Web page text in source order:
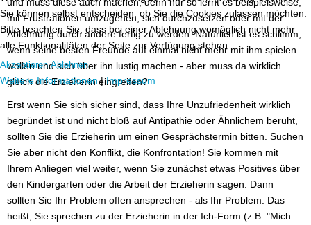
mit Frustrationen umzugehen, sich durchzusetzen oder mit der
Ablehnung durch andere fertig zu werden. Natürlich ist es schlimm,
wenn seine besten Freunde auf einmal nicht mehr mit ihm spielen
wollen und sich über ihn lustig machen - aber muss da wirklich
gleich die Erzieherin eingreifen?
Erst wenn Sie sich sicher sind, dass Ihre Unzufriedenheit wirklich
begründet ist und nicht bloß auf Antipathie oder Ähnlichem beruht,
sollten Sie die Erzieherin um einen Gesprächstermin bitten. Suchen
Sie aber nicht den Konflikt, die Konfrontation! Sie kommen mit
Ihrem Anliegen viel weiter, wenn Sie zunächst etwas Positives über
den Kindergarten oder die Arbeit der Erzieherin sagen. Dann
sollten Sie Ihr Problem offen ansprechen - als Ihr Problem. Das
heißt, Sie sprechen zu der Erzieherin in der Ich-Form (z.B. "Mich
Sie können selbst entscheiden, ob Sie die Cookies zulassen möchten.
Bitte beachten Sie, dass bei einer Ablehnung womöglich nicht mehr
alle Funktionalitäten der Seite zur Verfügung stehen.
Akzeptieren Ablehnen
Weitere Informationen|Impressum